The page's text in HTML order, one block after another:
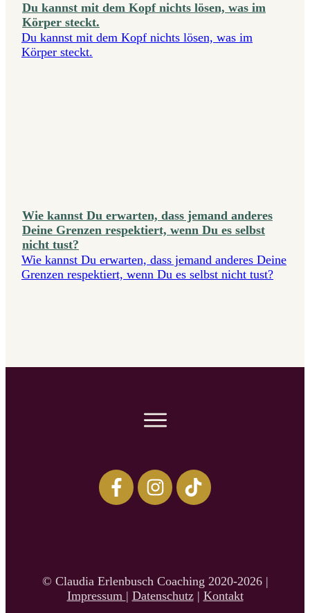
Du kannst mit dem Kopf nichts lösen, was im
Körper steckt.
Du kannst mit dem Kopf nichts lösen, was im
Körper steckt.
Wie kannst Du erwarten, dass jemand anderes
Deine Grenzen respektiert, wenn Du es selbst
nicht tust?
Wie kannst Du erwarten, dass jemand anderes Deine
Grenzen respektiert, wenn Du es selbst nicht tust?
© Claudia Erlenbusch Coaching 2020-2026 |
Impressum | Datenschutz | Kontakt